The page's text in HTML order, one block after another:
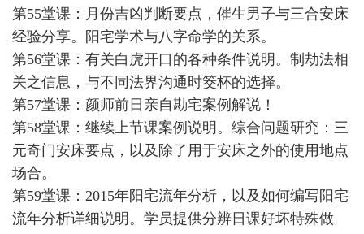
第55堂课：月份吉凶判断要点，催生男子与三合安床
经验分享。阳宅学术与八字命学的关系。
第56堂课：有关白虎开口的各种条件说明。制劫法相
关之信息，与不同法界沟通时筊杯的选择。
第57堂课：颜师前日亲自勘宅案例解说！
第58堂课：继续上节课案例说明。综合问题研究：三
元奇门安床要点，以及除了用于安床之外的使用地点
场合。
第59堂课：2015年阳宅流年分析，以及如何编写阳宅
流年分析详细说明。学员提供分辨日课好坏特殊做